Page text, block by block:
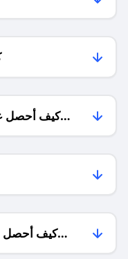
كيف أحصل
كيف أحصل